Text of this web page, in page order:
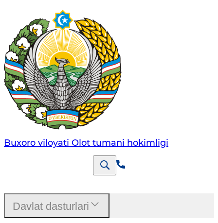
Buxoro viloyati Olot tumani hokimligi
Davlat dasturlari